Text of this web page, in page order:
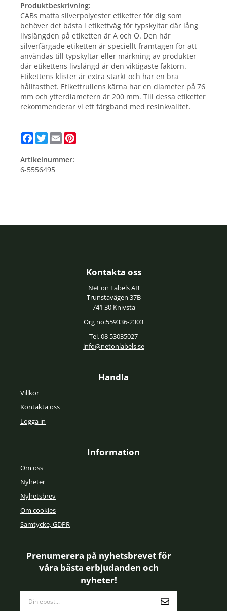
Produktbeskrivning:
CABs matta silverpolyester etiketter för dig som
behöver det bästa i etikettväg för typskyltar där lång
livslängden på etiketten är A och O. Den här
silverfärgade etiketten är speciellt framtagen för att
användas till typskyltar eller märkning av produkter
där etikettens livslängd är den viktigaste faktorn.
Etikettens klister är extra starkt och har en bra
hållfasthet. Etikettrullens kärna har en diameter på 76
mm och ytterdiametern är 200 mm. Till dessa etiketter
rekommenderar vi ett färgband med resinkvalitet.
Facebook
Twitter
Email
Artikelnummer:
6-5556495
Kontakta oss
Net on Labels AB
Trunstavägen 37B
741 30 Knivsta
Org no:559336-2303
Tel. 08 53035027
info@netonlabels.se
Handla
Villkor
Kontakta oss
Logga in
Information
Om oss
Nyheter
Nyhetsbrev
Om cookies
Samtycke, GDPR
Prenumerera på nyhetsbrevet för
våra bästa erbjudanden och
nyheter!
postadress